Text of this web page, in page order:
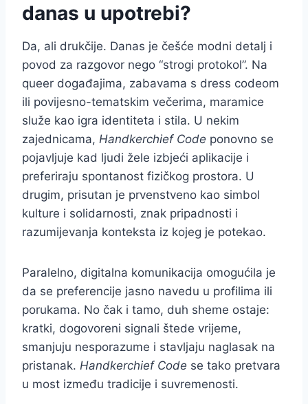
danas u upotrebi?
Da, ali drukčije. Danas je češće modni detalj i
povod za razgovor nego “strogi protokol”. Na
queer događajima, zabavama s dress codeom
ili povijesno-tematskim večerima, maramice
služe kao igra identiteta i stila. U nekim
zajednicama, Handkerchief Code ponovno se
pojavljuje kad ljudi žele izbjeći aplikacije i
preferiraju spontanost fizičkog prostora. U
drugim, prisutan je prvenstveno kao simbol
kulture i solidarnosti, znak pripadnosti i
razumijevanja konteksta iz kojeg je potekao.
Paralelno, digitalna komunikacija omogućila je
da se preferencije jasno navedu u profilima ili
porukama. No čak i tamo, duh sheme ostaje:
kratki, dogovoreni signali štede vrijeme,
smanjuju nesporazume i stavljaju naglasak na
pristanak. Handkerchief Code se tako pretvara
u most između tradicije i suvremenosti.